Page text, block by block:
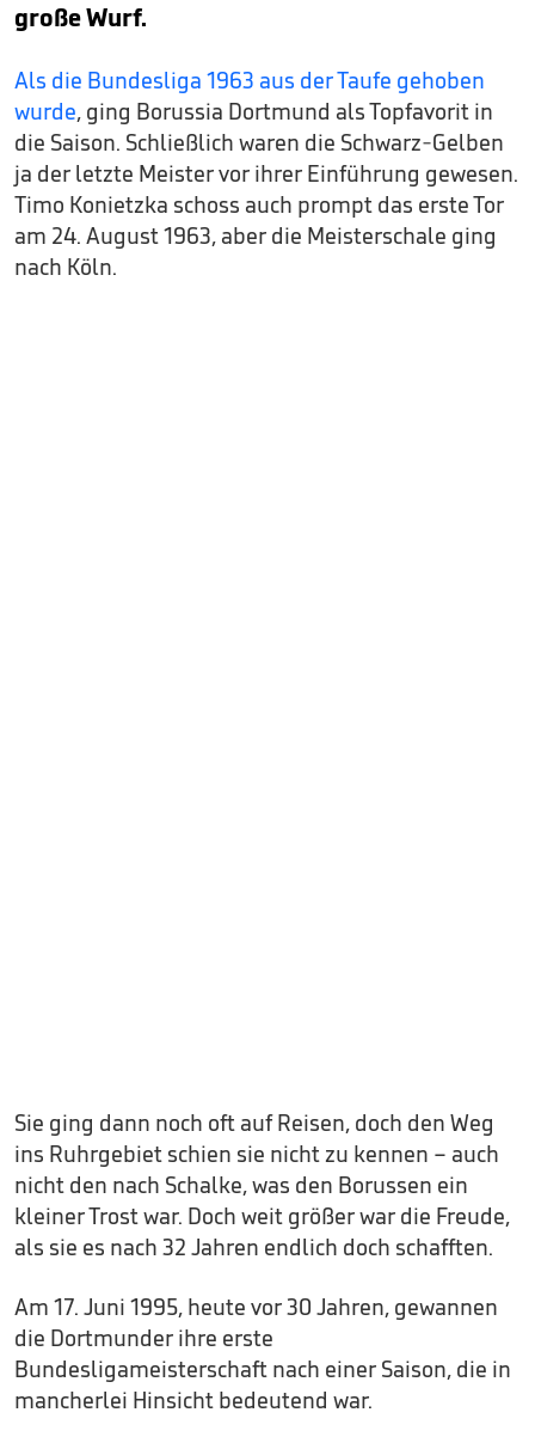
große Wurf.
Als die Bundesliga 1963 aus der Taufe gehoben
wurde, ging Borussia Dortmund als Topfavorit in
die Saison. Schließlich waren die Schwarz-Gelben
ja der letzte Meister vor ihrer Einführung gewesen.
Timo Konietzka schoss auch prompt das erste Tor
am 24. August 1963, aber die Meisterschale ging
nach Köln.
Sie ging dann noch oft auf Reisen, doch den Weg
ins Ruhrgebiet schien sie nicht zu kennen – auch
nicht den nach Schalke, was den Borussen ein
kleiner Trost war. Doch weit größer war die Freude,
als sie es nach 32 Jahren endlich doch schafften.
Am 17. Juni 1995, heute vor 30 Jahren, gewannen
die Dortmunder ihre erste
Bundesligameisterschaft nach einer Saison, die in
mancherlei Hinsicht bedeutend war.